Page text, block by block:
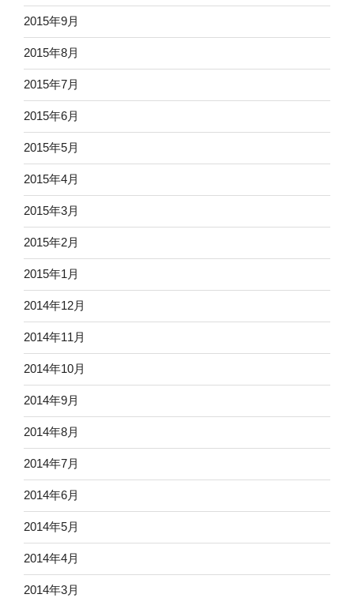
2015年9月
2015年8月
2015年7月
2015年6月
2015年5月
2015年4月
2015年3月
2015年2月
2015年1月
2014年12月
2014年11月
2014年10月
2014年9月
2014年8月
2014年7月
2014年6月
2014年5月
2014年4月
2014年3月